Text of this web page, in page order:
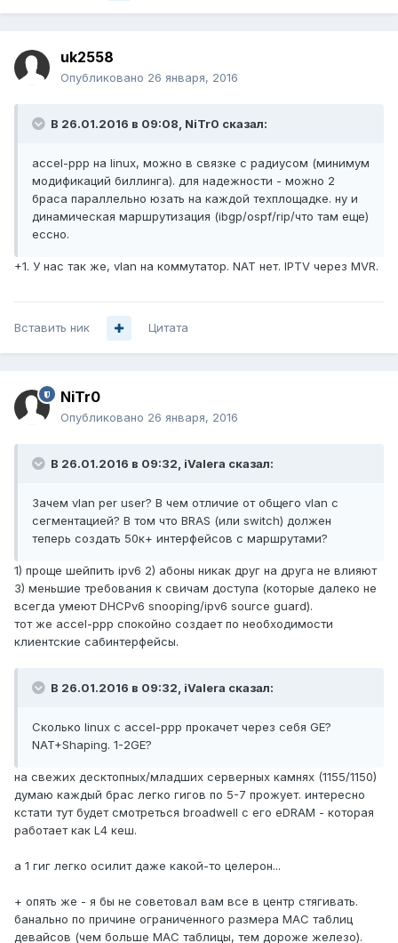
uk2558
Опубликовано 26 января, 2016
В 26.01.2016 в 09:08, NiTr0 сказал:
accel-ppp на linux, можно в связке с радиусом (минимум
модификаций биллинга). для надежности - можно 2
браса параллельно юзать на каждой техплощадке. ну и
динамическая маршрутизация (ibgp/ospf/rip/что там еще)
ессно.
+1. У нас так же, vlan на коммутатор. NAT нет. IPTV через MVR.
Вставить ник Цитата
NiTr0
Опубликовано 26 января, 2016
В 26.01.2016 в 09:32, iValera сказал:
Зачем vlan per user? В чем отличие от общего vlan с
сегментацией? В том что BRAS (или switch) должен
теперь создать 50к+ интерфейсов с маршрутами?
1) проще шейпить ipv6 2) абоны никак друг на друга не влияют
3) меньшие требования к свичам доступа (которые далеко не
всегда умеют DHCPv6 snooping/ipv6 source guard).
тот же accel-ppp спокойно создает по необходимости
клиентские сабинтерфейсы.
В 26.01.2016 в 09:32, iValera сказал:
Сколько linux с accel-ppp прокачет через себя GE?
NAT+Shaping. 1-2GE?
на свежих десктопных/младших серверных камнях (1155/1150)
думаю каждый брас легко гигов по 5-7 прожует. интересно
кстати тут будет смотреться broadwell с его eDRAM - которая
работает как L4 кеш.
а 1 гиг легко осилит даже какой-то целерон...
+ опять же - я бы не советовал вам все в центр стягивать.
банально по причине ограниченного размера MAC таблиц
девайсов (чем больше MAC таблицы, тем дороже железо).